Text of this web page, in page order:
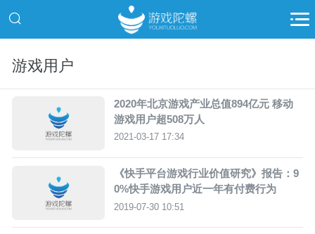
游戏用户
2020年北京游戏产业总值894亿元 移动
游戏用户超508万人
2021-03-17 17:34
《快手平台游戏行业价值研究》报告：9
0%快手游戏用户近一年有付费行为
2019-07-30 10:51